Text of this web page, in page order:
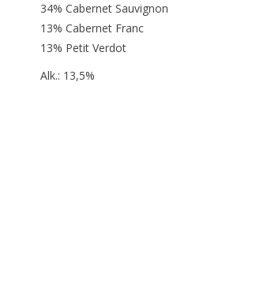
34% Cabernet Sauvignon
13% Cabernet Franc
13% Petit Verdot
Alk.: 13,5%